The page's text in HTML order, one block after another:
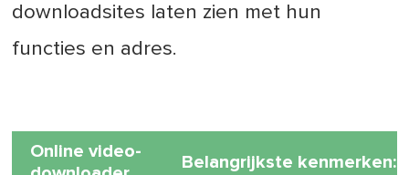
downloadsites laten zien met hun
functies en adres.
Online video-
Belangrijkste kenmerken: